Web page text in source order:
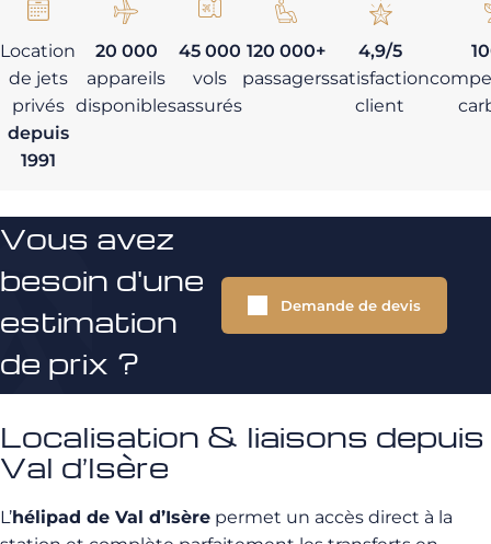
Location
de jets
privés
depuis
1991
20 000
appareils
disponibles
45 000
vols
assurés
120 000+
passagers
4,9/5
satisfaction
client
Vous avez
besoin d'une
estimation
de prix ?
Demande de devis
Localisation & liaisons depuis
Val d’Isère
L’hélipad de Val d’Isère permet un accès direct à la